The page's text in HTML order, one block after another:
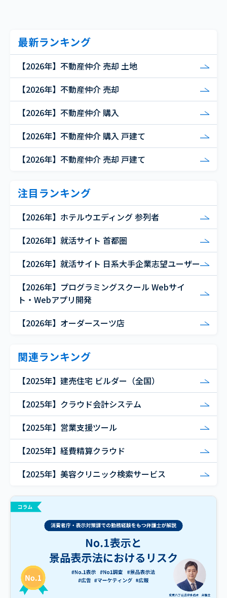
最新ランキング
【2026年】不動産仲介 売却 土地
【2026年】不動産仲介 売却
【2026年】不動産仲介 購入
【2026年】不動産仲介 購入 戸建て
【2026年】不動産仲介 売却 戸建て
注目ランキング
【2026年】ホテルウエディング 参列者
【2026年】就活サイト 首都圏
【2026年】就活サイト 日系大手企業志望ユーザー
【2026年】プログラミングスクール Webサイ
ト・Webアプリ開発
【2026年】オーダースーツ店
関連ランキング
【2025年】建売住宅 ビルダー（全国）
【2025年】クラウド会計システム
【2025年】営業支援ツール
【2025年】経費精算クラウド
【2025年】美容クリニック検索サービス